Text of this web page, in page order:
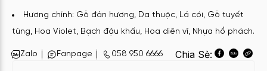
Hương chính: Gỗ đàn hương, Da thuộc, Lá cói, Gỗ tuyết
tùng, Hoa Violet, Bạch đậu khấu, Hoa diên vĩ, Nhựa hổ phách.
Zalo Fanpage 058 950 6666 Chia Sẻ: